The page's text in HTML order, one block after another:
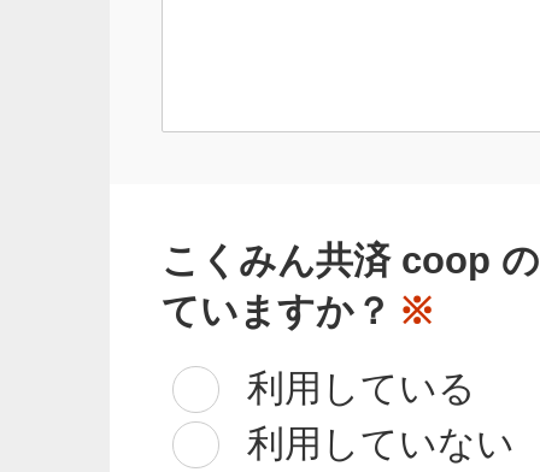
こくみん共済 coop
ていますか？ ※
利用している
利用していない